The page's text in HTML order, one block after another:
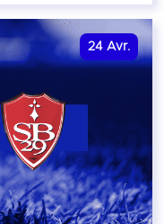
24 Avr.